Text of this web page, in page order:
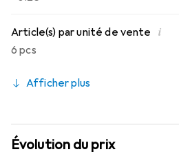
Article(s) par unité de vente i
6 pcs
Afficher plus
Évolution du prix